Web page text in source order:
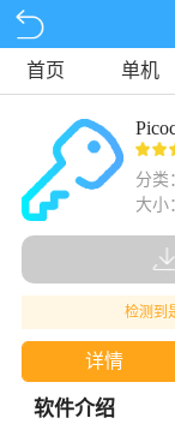
首页 单机
分类
大小
检测到
详情
软件介绍